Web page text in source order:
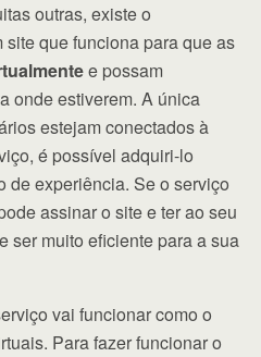
outras, existe o
site que funciona para que as
e possam
onde estiverem. A única
estejam conectados à
é possível adquiri-lo
de experiência. Se o serviço
assinar o site e ter ao seu
ser muito eficiente para a sua
vai funcionar como o
Para fazer funcionar o